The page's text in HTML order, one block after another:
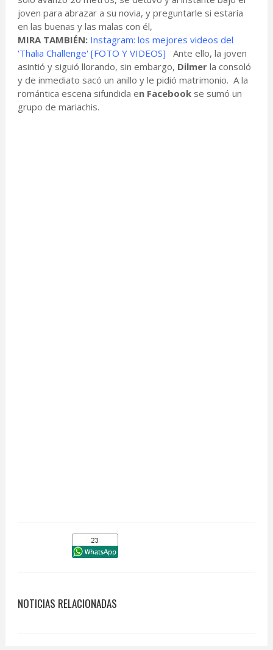
joven para abrazar a su novia, y preguntarle si estaría
en las buenas y las malas con él,
MIRA TAMBIÉN: Instagram: los mejores videos del
'Thalia Challenge' [FOTO Y VIDEOS] Ante ello, la joven
asintió y siguió llorando, sin embargo, Dilmer la consoló
y de inmediato sacó un anillo y le pidió matrimonio. A la
romántica escena sifundida en Facebookse sumó un
grupo de mariachis.
NOTICIAS RELACIONADAS